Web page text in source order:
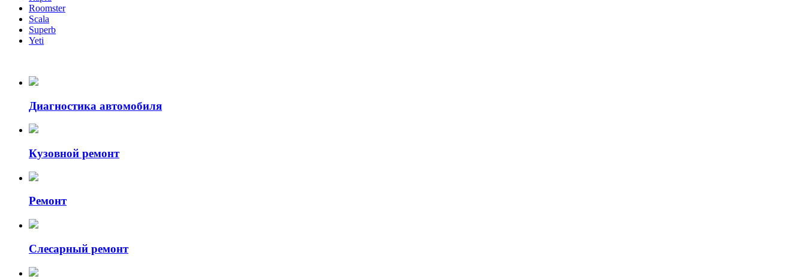
Roomster
Scala
Superb
Yeti
Диагностика автомобиля
Кузовной ремонт
Ремонт
Слесарный ремонт